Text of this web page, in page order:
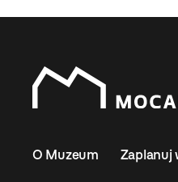
O Muzeum Zaplanuj